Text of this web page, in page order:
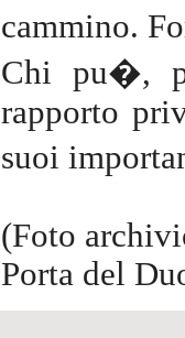
cammino.
Chi pu�,
rapporto
suoi
(Foto
Porta del